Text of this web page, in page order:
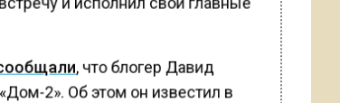
, что блогер Давид
2». Об этом он известил в